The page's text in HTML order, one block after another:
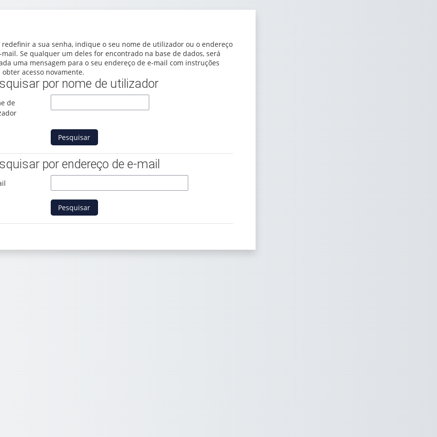
redefinir a sua senha, indique o seu nome de utilizador ou o endereço
mail. Se qualquer um deles for encontrado na base de dados, será
uma mensagem para o seu endereço de e-mail com instruções
obter acesso novamente.
por nome de utilizador
por nome de utilizador
de
por endereço de e-mail
por endereço de e-mail